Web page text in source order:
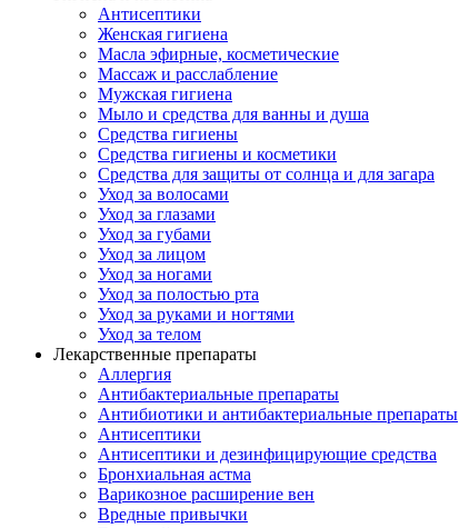
Антисептики
Женская гигиена
Масла эфирные, косметические
Массаж и расслабление
Мужская гигиена
Мыло и средства для ванны и душа
Средства гигиены
Средства гигиены и косметики
Средства для защиты от солнца и для загара
Уход за волосами
Уход за глазами
Уход за губами
Уход за лицом
Уход за ногами
Уход за полостью рта
Уход за руками и ногтями
Уход за телом
Лекарственные препараты
Аллергия
Антибактериальные препараты
Антибиотики и антибактериальные препараты
Антисептики
Антисептики и дезинфицирующие средства
Бронхиальная астма
Варикозное расширение вен
Вредные привычки